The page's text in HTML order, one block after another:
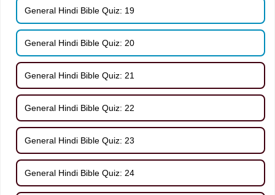
General Hindi Bible Quiz: 19
General Hindi Bible Quiz: 20
General Hindi Bible Quiz: 21
General Hindi Bible Quiz: 22
General Hindi Bible Quiz: 23
General Hindi Bible Quiz: 24